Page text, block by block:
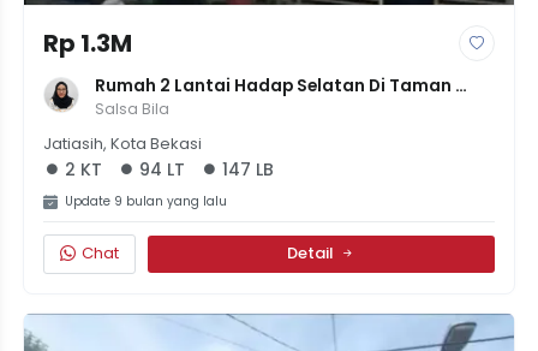
Rp 1.3M
Rumah 2 Lantai Hadap Selatan Di Taman
Cikas Pekayon Jaya, Siap Huni, Harga 1.25M
Salsa Bila
Jatiasih, Kota Bekasi
2 KT 94 LT 147 LB
Update 9 bulan yang lalu
Chat Detail